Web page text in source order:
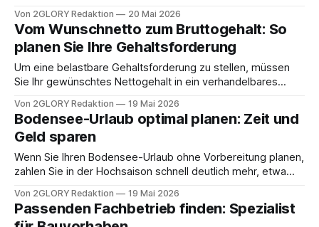
Geschäftsmodell und die daraus entstehenden Risiken
sauber beantworten. Die Plattform verkauft in der Regel
echte Produktschlüssel, ist aber typischerweise kein
autorisierter Händler
Von 2GLORY Redaktion 20 Mai 2026
Vom Wunschnetto zum Bruttogehalt: So
planen Sie Ihre Gehaltsforderung
Um eine belastbare Gehaltsforderung zu stellen, müssen
Sie Ihr gewünschtes Nettogehalt in ein verhandelbares
abgleichen. Ein typisches Szenario aus der Praxis: Jemand
nennt im Gespräch eine Zahl, die sich nach einem guten
Netto anfühlt, unterschätzt aber den Netto-Brutto-
Unterschied und fordert am Ende mehrere
Von 2GLORY Redaktion 19 Mai 2026
Bodensee-Urlaub optimal planen: Zeit und
Geld sparen
Wenn Sie Ihren Bodensee-Urlaub ohne Vorbereitung planen,
zahlen Sie in der Hochsaison schnell deutlich mehr, etwa
Parkplatzsuche in Hotspots wie Konstanz oder Lindau.
Dieser Leitfaden zeigt Ihnen Schritt für Schritt, wie Sie
Von 2GLORY Redaktion 19 Mai 2026
Passenden Fachbetrieb finden: Spezialist